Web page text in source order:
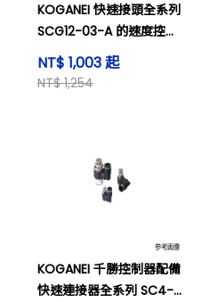
KOGANEI 快速接頭全系列
SCG12-03-A 的速度控制
器
NT$ 1,003 起
NT$ 1,254
KOGANEI 千勝控制器配備
快速連接器全系列 SC4-